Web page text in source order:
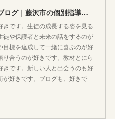
「第二の家」ブログ｜藤沢市の個別指導塾のお話
きです。生徒の成長する姿を見る
徒や保護者と未来の話をするのが
目標を達成して一緒に喜ぶのが好
り合うのが好きです。教材とにら
きです。新しい人と出会うのも好
が好きです。ブログも、好きで